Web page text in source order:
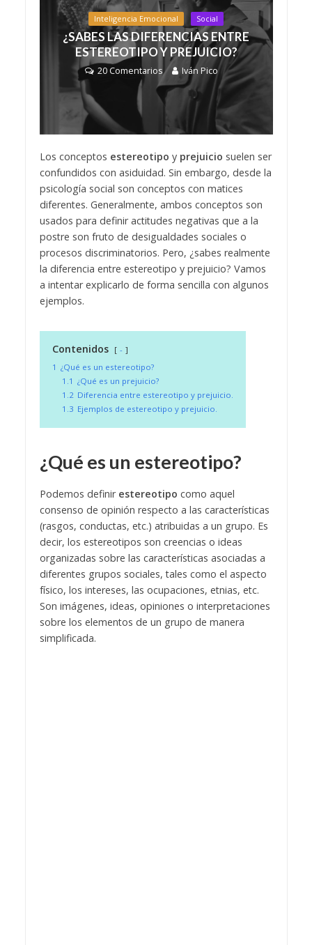
Inteligencia Emocional Social
¿SABES LAS DIFERENCIAS ENTRE
ESTEREOTIPO Y PREJUICIO?
20 Comentarios Iván Pico
Los conceptos estereotipo y prejuicio suelen ser
confundidos con asiduidad. Sin embargo, desde la
psicología social son conceptos con matices
diferentes. Generalmente, ambos conceptos son
usados para definir actitudes negativas que a la
postre son fruto de desigualdades sociales o
procesos discriminatorios. Pero, ¿sabes realmente
la diferencia entre estereotipo y prejuicio? Vamos
a intentar explicarlo de forma sencilla con algunos
ejemplos.
Contenidos
-
1 ¿Qué es un estereotipo?
1.1 ¿Qué es un prejuicio?
1.2 Diferencia entre estereotipo y prejuicio.
1.3 Ejemplos de estereotipo y prejuicio.
¿Qué es un estereotipo?
Podemos definir estereotipo como aquel
consenso de opinión respecto a las características
(rasgos, conductas, etc.) atribuidas a un grupo. Es
decir, los estereotipos son creencias o ideas
organizadas sobre las características asociadas a
diferentes grupos sociales, tales como el aspecto
físico, los intereses, las ocupaciones, etnias, etc.
Son imágenes, ideas, opiniones o interpretaciones
sobre los elementos de un grupo de manera
simplificada.